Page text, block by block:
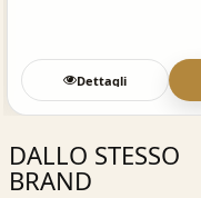
Dettagli
DALLO STESSO
BRAND